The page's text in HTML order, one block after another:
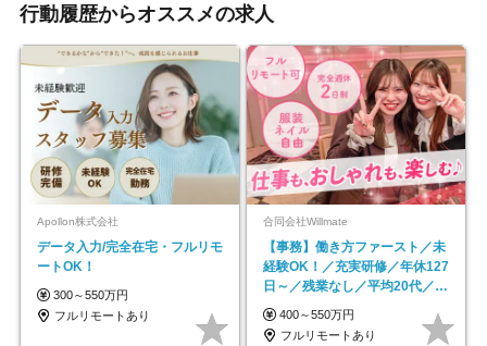
行動履歴からオススメの求人
Apollon株式会社
データ入力/完全在宅・フルリモ
ートOK！
300～550万円
フルリモートあり
合同会社Willmate
【事務】働き方ファースト／未
経験OK！／充実研修／年休127
日～／残業なし／平均20代／リ
モートOK
400～550万円
フルリモートあり